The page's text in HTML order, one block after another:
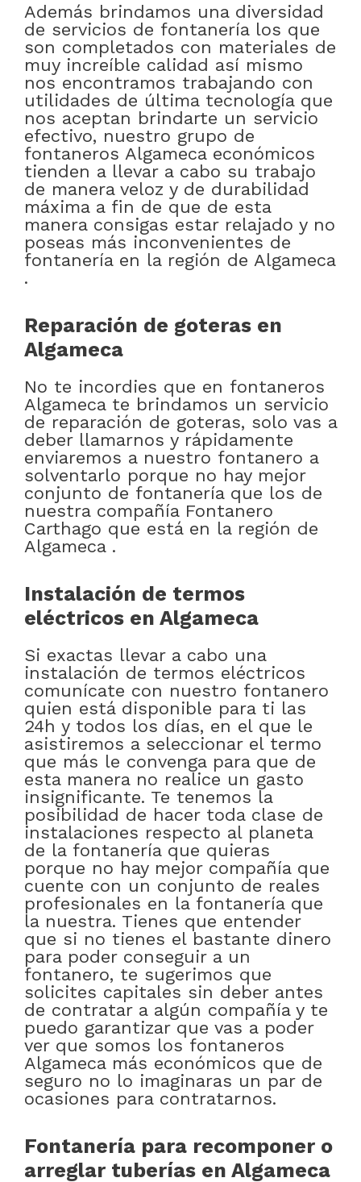
Además brindamos una diversidad
de servicios de fontanería los que
son completados con materiales de
muy increíble calidad así mismo
nos encontramos trabajando con
utilidades de última tecnología que
nos aceptan brindarte un servicio
efectivo, nuestro grupo de
fontaneros Algameca económicos
tienden a llevar a cabo su trabajo
de manera veloz y de durabilidad
máxima a fin de que de esta
manera consigas estar relajado y no
poseas más inconvenientes de
fontanería en la región de Algameca
.
Reparación de goteras en
Algameca
No te incordies que en fontaneros
Algameca te brindamos un servicio
de reparación de goteras, solo vas a
deber llamarnos y rápidamente
enviaremos a nuestro fontanero a
solventarlo porque no hay mejor
conjunto de fontanería que los de
nuestra compañía Fontanero
Carthago que está en la región de
Algameca .
Instalación de termos
eléctricos en Algameca
Si exactas llevar a cabo una
instalación de termos eléctricos
comunícate con nuestro fontanero
quien está disponible para ti las
24h y todos los días, en el que le
asistiremos a seleccionar el termo
que más le convenga para que de
esta manera no realice un gasto
insignificante. Te tenemos la
posibilidad de hacer toda clase de
instalaciones respecto al planeta
de la fontanería que quieras
porque no hay mejor compañía que
cuente con un conjunto de reales
profesionales en la fontanería que
la nuestra. Tienes que entender
que si no tienes el bastante dinero
para poder conseguir a un
fontanero, te sugerimos que
solicites capitales sin deber antes
de contratar a algún compañía y te
puedo garantizar que vas a poder
ver que somos los fontaneros
Algameca más económicos que de
seguro no lo imaginaras un par de
ocasiones para contratarnos.
Fontanería para recomponer o
arreglar tuberías en Algameca